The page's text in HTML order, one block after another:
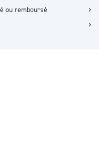
ou remboursé